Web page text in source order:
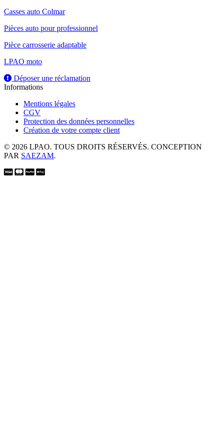
Casses auto Colmar
Pièces auto pour professionnel
Pièce carrosserie adaptable
LPAO moto
Déposer une réclamation
Informations
Mentions légales
CGV
Protection des données personnelles
Création de votre compte client
© 2026 LPAO. TOUS DROITS RÉSERVÉS. CONCEPTION
PAR SAEZAM.